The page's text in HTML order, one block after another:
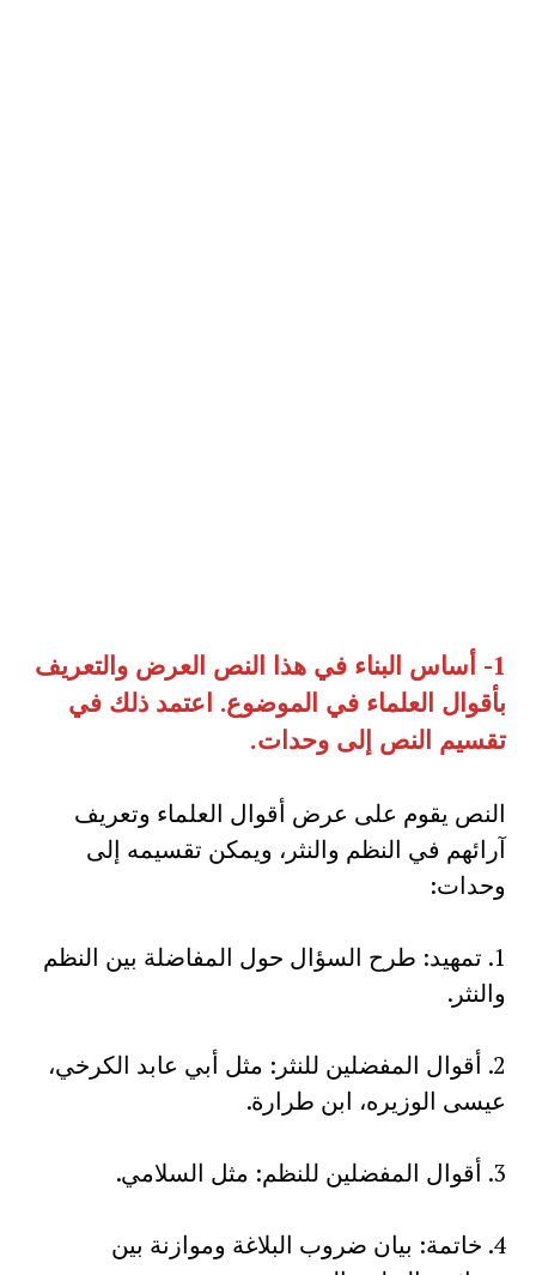
1- أساس البناء في هذا النص العرض والتعريف
بأقوال العلماء في الموضوع. اعتمد ذلك في
تقسيم النص إلى وحدات.
النص يقوم على عرض أقوال العلماء وتعريف
آرائهم في النظم والنثر، ويمكن تقسيمه إلى
وحدات:
1. تمهيد: طرح السؤال حول المفاضلة بين النظم
والنثر.
2. أقوال المفضلين للنثر: مثل أبي عابد الكرخي،
عيسى الوزيره، ابن طرارة.
3. أقوال المفضلين للنظم: مثل السلامي.
4. خاتمة: بيان ضروب البلاغة وموازنة بين